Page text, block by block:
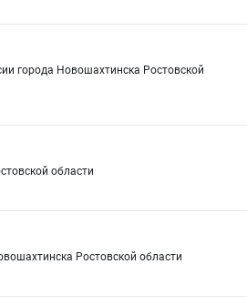
города Новошахтинска Ростовской
области
Ростовской области